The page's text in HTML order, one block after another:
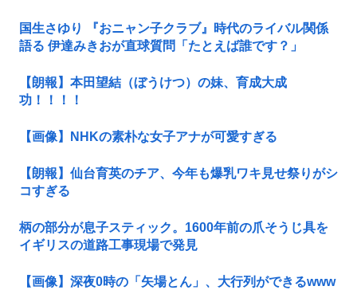
国生さゆり 『おニャン子クラブ』時代のライバル関係
語る 伊達みきおが直球質問「たとえば誰です？」
【朗報】本田望結（ぼうけつ）の妹、育成大成
功！！！！
【画像】NHKの素朴な女子アナが可愛すぎる
【朗報】仙台育英のチア、今年も爆乳ワキ見せ祭りがシ
コすぎる
柄の部分が息子スティック。1600年前の爪そうじ具を
イギリスの道路工事現場で発見
【画像】深夜0時の「矢場とん」、大行列ができるwww